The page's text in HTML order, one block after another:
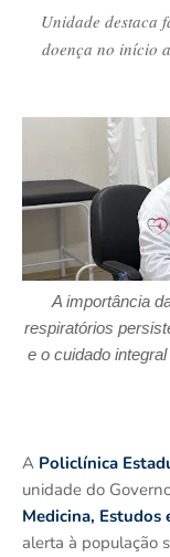
Unidade destaca
doença no início
A importância
respiratórios
e o cuidado
A Policlínica
unidade do
Medicina, Estudos
alerta à população